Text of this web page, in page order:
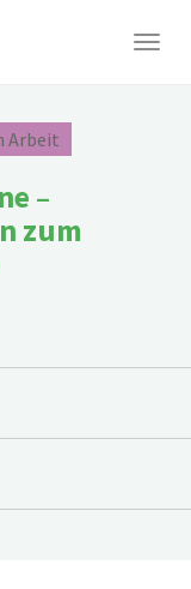
Arbeit
–
zum